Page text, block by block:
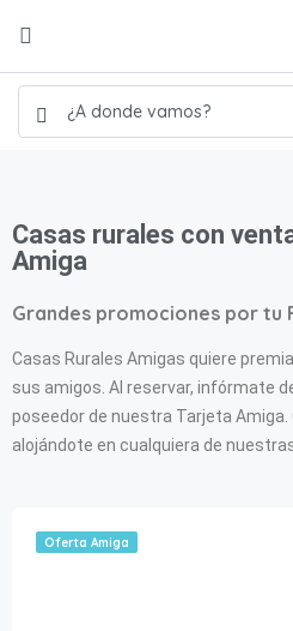
Casas rurales con
Amiga
Grandes promociones por tu
Casas Rurales Amigas quiere
sus amigos. Al reservar, infórmate
poseedor de nuestra Tarjeta
alojándote en cualquiera de
Oferta Amiga